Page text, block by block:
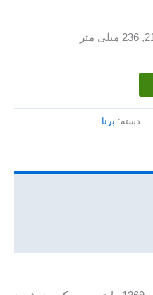
دسته: برنا